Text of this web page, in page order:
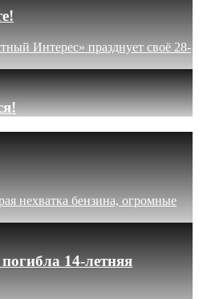
Интерес» празднует своё 28-
нехватка бензина, огромные
14-летняя